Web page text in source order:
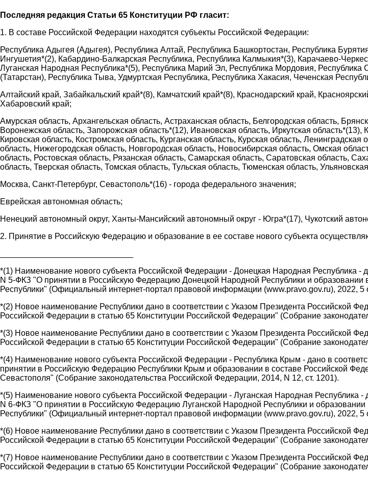
Последняя редакция Статьи 65 Конституции РФ гласит:
1. В составе Российской Федерации находятся субъекты Российской Федерации:
Республика Адыгея (Адыгея), Республика Алтай, Республика Башкортостан, Республика
Ингушетия*(2), Кабардино-Балкарская Республика, Республика Калмыкия*(3), Карачаево-
Луганская Народная Республика*(5), Республика Марий Эл, Республика Мордовия,
(Татарстан), Республика Тыва, Удмуртская Республика, Республика Хакасия, Чеченская
Алтайский край, Забайкальский край*(8), Камчатский край*(8), Краснодарский край,
Хабаровский край;
Амурская область, Архангельская область, Астраханская область, Белгородская область,
Воронежская область, Запорожская область*(12), Ивановская область, Иркутская
Кировская область, Костромская область, Курганская область, Курская область,
область, Нижегородская область, Новгородская область, Новосибирская область, Омская
область, Ростовская область, Рязанская область, Самарская область, Саратовская область,
область, Тверская область, Томская область, Тульская область, Тюменская область,
Москва, Санкт-Петербург, Севастополь*(16) - города федерального значения;
Еврейская автономная область;
Ненецкий автономный округ, Ханты-Мансийский автономный округ - Югра*(17), Чукотский
2. Принятие в Российскую Федерацию и образование в ее составе нового субъекта
*(1) Наименование нового субъекта Российской Федерации - Донецкая Народная Республика -
N 5-ФКЗ "О принятии в Российскую Федерацию Донецкой Народной Республики и образовании
Республики" (Официальный интернет-портал правовой информации (www.pravo.gov.ru), 2022, 5
*(2) Новое наименование Республики дано в соответствии с Указом Президента Российской
Российской Федерации в статью 65 Конституции Российской Федерации" (Собрание
*(3) Новое наименование Республики дано в соответствии с Указом Президента Российской
Российской Федерации в статью 65 Конституции Российской Федерации" (Собрание
*(4) Наименование нового субъекта Российской Федерации - Республика Крым - дано в
принятии в Российскую Федерацию Республики Крым и образовании в составе Российской
Севастополя" (Собрание законодательства Российской Федерации, 2014, N 12, ст. 1201).
*(5) Наименование нового субъекта Российской Федерации - Луганская Народная Республика
N 6-ФКЗ "О принятии в Российскую Федерацию Луганской Народной Республики и
Республики" (Официальный интернет-портал правовой информации (www.pravo.gov.ru), 2022, 5
*(6) Новое наименование Республики дано в соответствии с Указом Президента Российской
Российской Федерации в статью 65 Конституции Российской Федерации" (Собрание
*(7) Новое наименование Республики дано в соответствии с Указом Президента Российской
Российской Федерации в статью 65 Конституции Российской Федерации" (Собрание